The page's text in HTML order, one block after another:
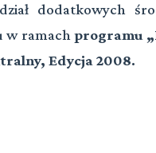
dodatkowych
w ramach programu
Edycja 2008.